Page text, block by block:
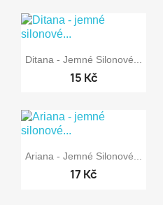
 Rychlý náhled
Ditana - Jemné Silonové...
15 Kč
 Rychlý náhled
Ariana - Jemné Silonové...
17 Kč